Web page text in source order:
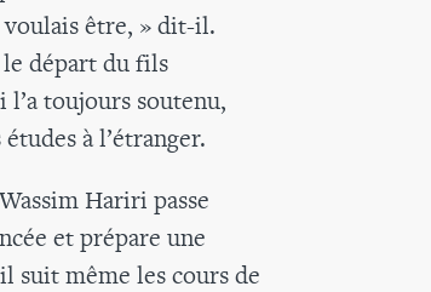
voulais être, » dit-il.
départ du fils
toujours soutenu,
à l’étranger.
Hariri passe
et prépare une
suit même les cours de